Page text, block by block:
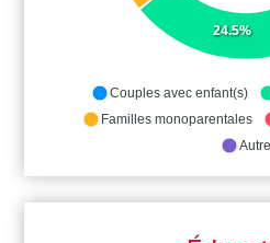
24.5%
Couples avec enfant(s)
Familles monoparentales
Autre